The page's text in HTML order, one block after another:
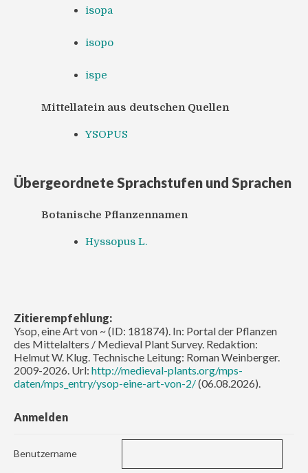
isopa
isopo
ispe
Mittellatein aus deutschen Quellen
YSOPUS
Übergeordnete Sprachstufen und Sprachen
Botanische Pflanzennamen
Hyssopus L.
Zitierempfehlung:
Ysop, eine Art von ~ (ID: 181874). In: Portal der Pflanzen
des Mittelalters / Medieval Plant Survey. Redaktion:
Helmut W. Klug. Technische Leitung: Roman Weinberger.
2009-2026. Url: http://medieval-plants.org/mps-
daten/mps_entry/ysop-eine-art-von-2/(06.08.2026).
Anmelden
Benutzername